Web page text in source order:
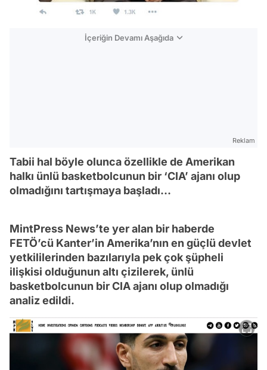
İçeriğin Devamı Aşağıda
Reklam
Tabii hal böyle olunca özellikle de Amerikan
halkı ünlü basketbolcunun bir ‘CIA’ ajanı olup
olmadığını tartışmaya başladı…
MintPress News’te yer alan bir haberde
FETÖ’cü Kanter’in Amerika’nın en güçlü devlet
yetkililerinden bazılarıyla pek çok şüpheli
ilişkisi olduğunun altı çizilerek, ünlü
basketbolcunun bir CIA ajanı olup olmadığı
analiz edildi.